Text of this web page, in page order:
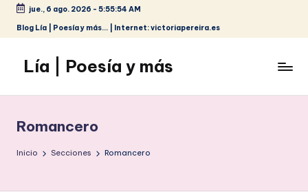
Saltar
contenido
jue., 6 ago. 2026 - 5:55:55 AM
Blog Lía | Poesía y más... | Internet: victoriapereira.es
Lía | Poesía y más
Romancero
Inicio Secciones Romancero